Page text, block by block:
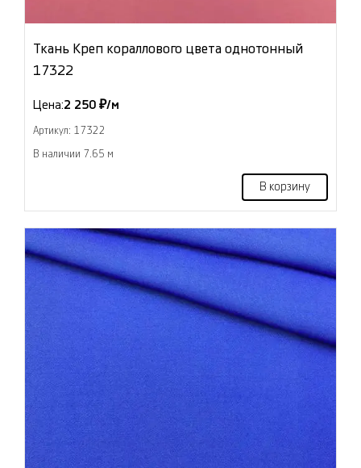
Ткань Креп кораллового цвета однотонный
17322
Цена:2 250 ₽/м
Артикул: 17322
В наличии 7.65 м
В корзину